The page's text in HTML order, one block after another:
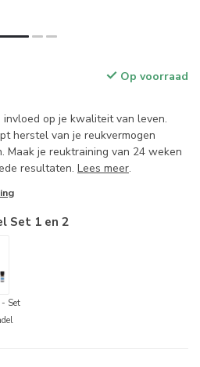
Op voorraad
op je kwaliteit van leven.
herstel van je reukvermogen
Maak je reuktraining van 24 weken
resultaten. Lees meer.
Set 1 en 2
Set